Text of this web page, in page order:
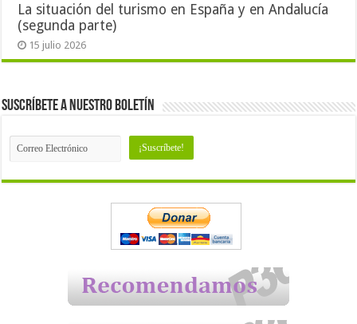
La situación del turismo en España y en Andalucía
(segunda parte)
15 julio 2026
Suscríbete a nuestro Boletín